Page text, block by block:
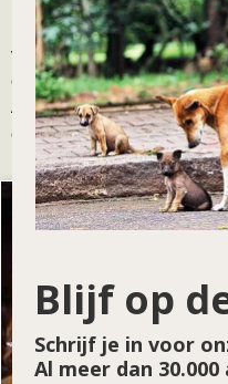
haalt, ook al heeft hij geen
verzorging, laat staan om de
een vreselijk vervuild huisje
Aleksandra won langzaam
een beetje kan helpen.
Blijf op
Schrijf je in voor
Al meer dan 30.000